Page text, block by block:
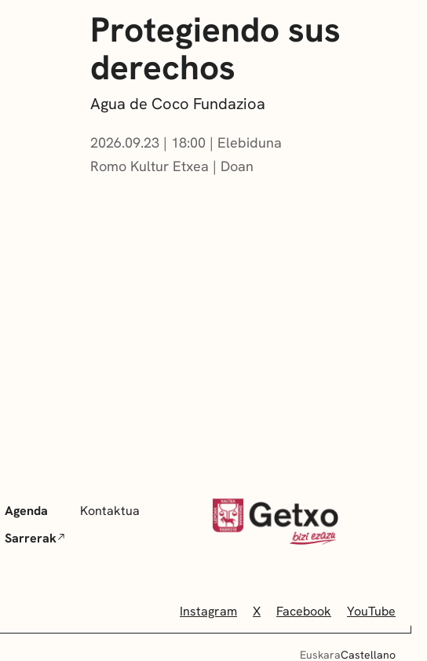
Protegiendo sus
derechos
Agua de Coco Fundazioa
2026.09.23 | 18:00
Elebiduna
Romo Kultur Etxea
Doan
Agenda
Sarrerak
Kontaktua
Instagram X Facebook YouTube
EuskaraCastellano